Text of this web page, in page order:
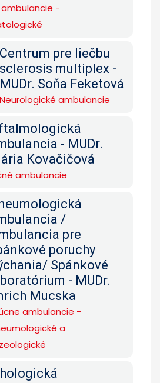
ambulancie -
Centrum pre liečbu
sclerosis multiplex -
MUDr. Soňa Feketová
Neurologické ambulancie
- MUDr.
Kovačičová
ambulancie
/
pre
poruchy
Spánkové
- MUDr.
Mucska
ambulancie -
a